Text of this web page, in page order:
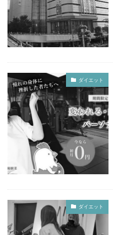
ダイエット
ダイエット